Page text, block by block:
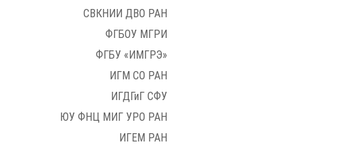
СВКНИИ ДВО РАН
ФГБОУ МГРИ
ФГБУ «ИМГРЭ»
ИГМ СО РАН
ИГДГиГ СФУ
ЮУ ФНЦ МИГ УРО РАН
ИГЕМ РАН